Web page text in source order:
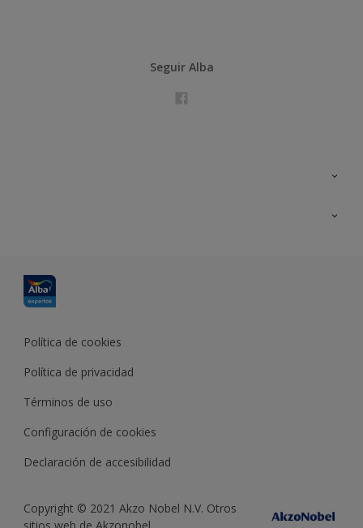
Seguir Alba
Política de cookies
Política de privacidad
Términos de uso
Configuración de cookies
Declaración de accesibilidad
Copyright © 2021 Akzo Nobel N.V. Otros
sitios web de Akzonobel